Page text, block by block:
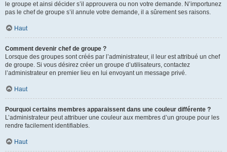
le groupe et ainsi décider s’il approuvera ou non votre demande. N’importunez
pas le chef de groupe s’il annule votre demande, il a sûrement ses raisons.
Haut
Comment devenir chef de groupe ?
Lorsque des groupes sont créés par l’administrateur, il leur est attribué un chef
de groupe. Si vous désirez créer un groupe d’utilisateurs, contactez
l’administrateur en premier lieu en lui envoyant un message privé.
Haut
Pourquoi certains membres apparaissent dans une couleur différente ?
L’administrateur peut attribuer une couleur aux membres d’un groupe pour les
rendre facilement identifiables.
Haut